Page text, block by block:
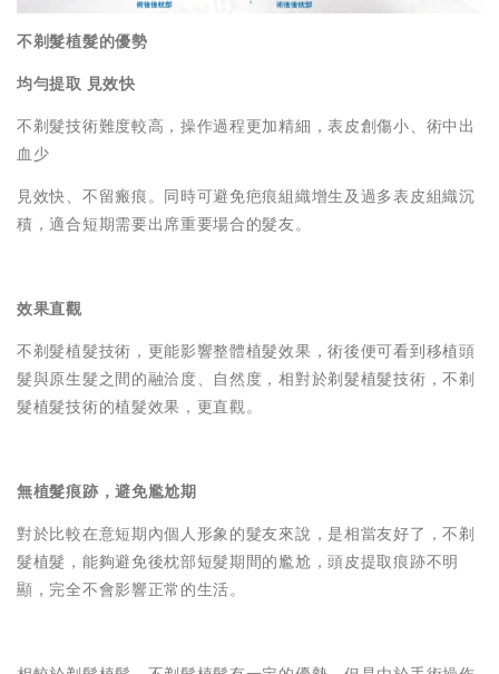
不剃髮植髮的優勢
均勻提取 見效快
不剃髮技術難度較高，操作過程更加精細，表皮創傷小、術中出
血少
見效快、不留瘢痕。同時可避免疤痕組織增生及過多表皮組織沉
積，適合短期需要出席重要場合的髮友。
效果直觀
不剃髮植髮技術，更能影響整體植髮效果，術後便可看到移植頭
髮與原生髮之間的融洽度、自然度，相對於剃髮植髮技術，不剃
髮植髮技術的植髮效果，更直觀。
無植髮痕跡，避免尷尬期
對於比較在意短期內個人形象的髮友來說，是相當友好了，不剃
髮植髮，能夠避免後枕部短髮期間的尷尬，頭皮提取痕跡不明
顯，完全不會影響正常的生活。